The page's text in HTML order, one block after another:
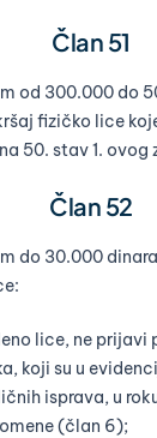
Član 51
od 300.000 do
fizičko lice
50. stav 1. ovog
Član 52
do 30.000
lice, ne prijavi
koji su u
isprava, u
(član 6);